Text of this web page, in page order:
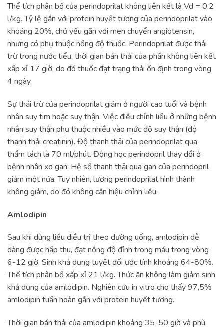
Thể tích phân bố của perindoprilat không liên kết là Vd = 0,2
l/kg. Tỷ lệ gắn với protein huyết tương của perindoprilat vào
khoảng 20%, chủ yếu gắn với men chuyển angiotensin,
nhưng có phụ thuộc nồng độ thuốc. Perindoprilat được thải
trừ trong nước tiểu, thời gian bán thải của phần không liên kết
xấp xỉ 17 giờ, do đó thuốc đạt trạng thải ổn định trong vòng
4 ngày.
Sự thải trừ của perindoprilat giảm ở người cao tuổi và bệnh
nhân suy tim hoặc suy thận. Việc điều chỉnh liều ở những bệnh
nhân suy thận phụ thuộc nhiều vào mức độ suy thận (độ
thanh thải creatinin). Độ thanh thải của perindoprilat qua
thẩm tách là 70 ml/phút. Động học perindopril thay đổi ở
bệnh nhân xơ gan: Hệ số thanh thải qua gan của perindopril
giảm một nửa. Tuy nhiên, lượng perindoprilat hình thành
không giảm, do đó không cần hiệu chỉnh liều.
Amlodipin
Sau khi dùng liều điều trị theo đường uống, amlodipin dễ
dàng được hấp thu, đạt nồng độ đỉnh trong máu trong vòng
6-12 giờ. Sinh khả dụng tuyệt đối ước tính khoảng 64-80%.
Thể tích phân bố xấp xỉ 21 l/kg. Thức ăn không làm giảm sinh
khả dụng của amlodipin. Nghiên cứu in vitro cho thấy 97,5%
amlodipin tuần hoàn gắn với protein huyết tương.
Thời gian bán thải của amlodipin khoảng 35-50 giờ và phù